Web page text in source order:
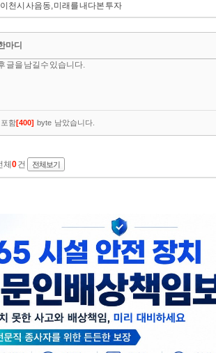
이천시 사음동, 미래를 내다본 투자